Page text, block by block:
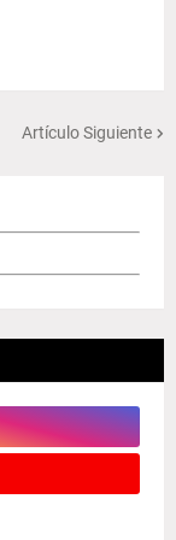
Artículo Siguiente